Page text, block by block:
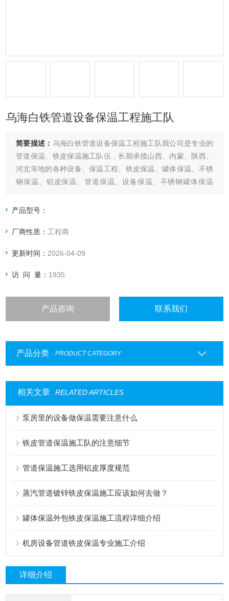
乌海白铁管道设备保温工程施工队
简要描述： 乌海白铁管道设备保温工程施工队我公司是专业的
管道保温、铁皮保温施工队伍，长期承揽山西、内蒙、陕西、
河北等地的各种设备、保温工程、铁皮保温、罐体保温、不锈
钢保温、铝皮保温、管道保温、设备保温、不锈钢罐体保温
惠。
产品型号：
厂商性质： 工程商
更新时间： 2026-04-09
访 问 量： 1935
产品咨询 联系我们
产品分类 PRODUCT CATEGORY
相关文章 RELATED ARTICLES
泵房里的设备做保温需要注意什么
铁皮管道保温施工队的注意细节
管道保温施工选用铝皮厚度规范
蒸汽管道镀锌铁皮保温施工应该如何去做？
罐体保温外包铁皮保温施工流程详细介绍
机房设备管道铁皮保温专业施工介绍
详细介绍